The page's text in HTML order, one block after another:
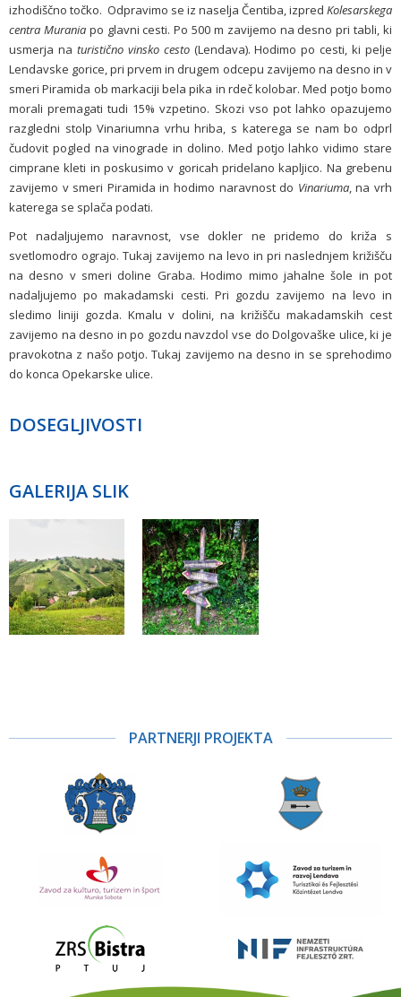
izhodiščno točko. Odpravimo se iz naselja Čentiba, izpred Kolesarskega
centra Murania po glavni cesti. Po 500 m zavijemo na desno pri tabli, ki
usmerja na turistično vinsko cesto(Lendava). Hodimo po cesti, ki pelje
Lendavske gorice, pri prvem in drugem odcepu zavijemo na desno in v
smeri Piramida ob markaciji bela pika in rdeč kolobar. Med potjo bomo
morali premagati tudi 15% vzpetino. Skozi vso pot lahko opazujemo
razgledni stolp Vinariumna vrhu hriba, s katerega se nam bo odprl
čudovit pogled na vinograde in dolino. Med potjo lahko vidimo stare
cimprane kleti in poskusimo v goricah pridelano kapljico. Na grebenu
zavijemo v smeri Piramida in hodimo naravnost do Vinariuma, na vrh
katerega se splača podati.
Pot nadaljujemo naravnost, vse dokler ne pridemo do križa s
svetlomodro ograjo. Tukaj zavijemo na levo in pri naslednjem križišču
na desno v smeri doline Graba. Hodimo mimo jahalne šole in pot
nadaljujemo po makadamski cesti. Pri gozdu zavijemo na levo in
sledimo liniji gozda. Kmalu v dolini, na križišču makadamskih cest
zavijemo na desno in po gozdu navzdol vse do Dolgovaške ulice, ki je
pravokotna z našo potjo. Tukaj zavijemo na desno in se sprehodimo
do konca Opekarske ulice.
DOSEGLJIVOSTI
GALERIJA SLIK
PARTNERJI PROJEKTA